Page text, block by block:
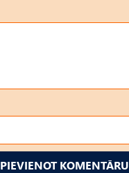
PIEVIENOT KOMENTĀRU